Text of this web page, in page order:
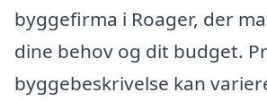
byggefirma i Roager, der
dine behov og dit budget.
byggebeskrivelse kan